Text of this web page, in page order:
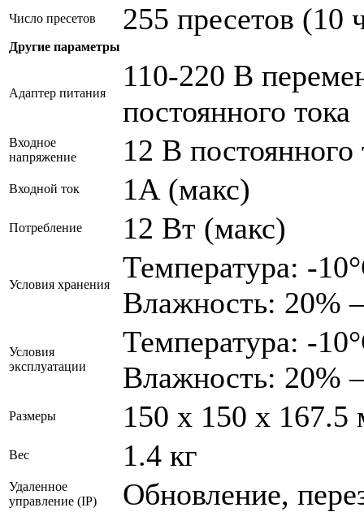
Число пресетов 255 пресетов (10
Другие параметры
Адаптер питания
110-220 В
постоянного тока
Входное
напряжение
12 В постоянного
Входной ток 1А (макс)
Потребление 12 Вт (макс)
Условия хранения
Температура: -
Влажность: 20%
Условия
эксплуатации
Температура: -
Влажность: 20%
Размеры 150 х 150 х 167.5
Вес 1.4 кг
Удаленное
управление (IP)
Обновление,